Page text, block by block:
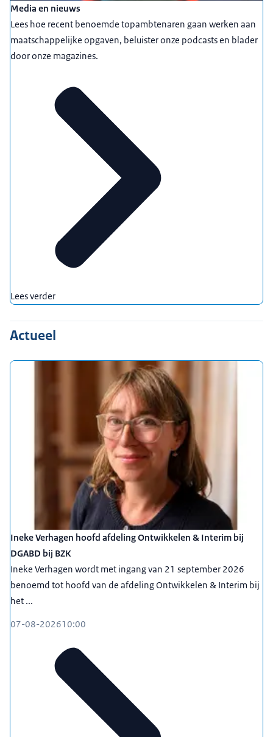
Media en nieuws
Lees hoe recent benoemde topambtenaren gaan werken aan
maatschappelijke opgaven, beluister onze podcasts en blader
door onze magazines.
Lees verder
Actueel
Ineke Verhagen hoofd afdeling Ontwikkelen & Interim bij
DGABD bij BZK
Ineke Verhagen wordt met ingang van 21 september 2026
benoemd tot hoofd van de afdeling Ontwikkelen & Interim bij
het ...
07-08-202610:00